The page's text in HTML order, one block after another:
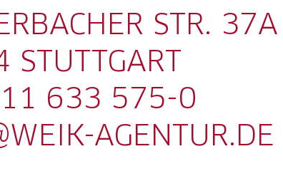
STR. 37A
633 575-0
AGENTUR.DE